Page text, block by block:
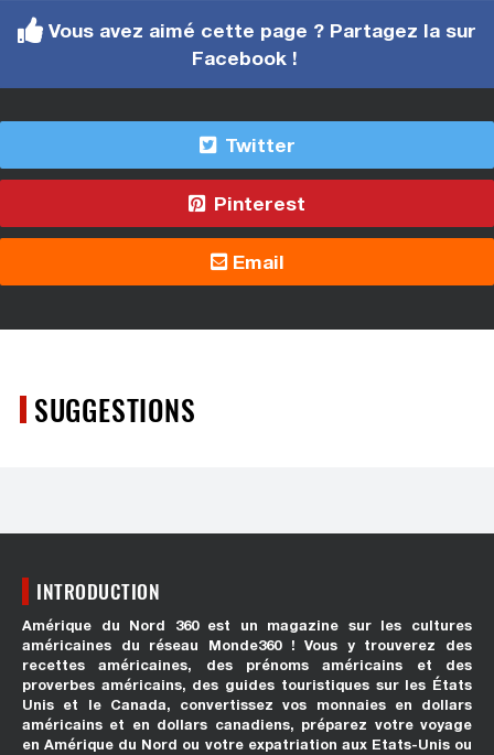
Vous avez aimé cette page ? Partagez la sur
Facebook !
Twitter
Pinterest
Email
SUGGESTIONS
INTRODUCTION
Amérique du Nord 360 est un magazine sur les cultures
américaines du réseau Monde360 ! Vous y trouverez des
recettes américaines, des prénoms américains et des
proverbes américains, des guides touristiques sur les États
Unis et le Canada, convertissez vos monnaies en dollars
américains et en dollars canadiens, préparez votre voyage
en Amérique du Nord ou votre expatriation aux Etats-Unis ou